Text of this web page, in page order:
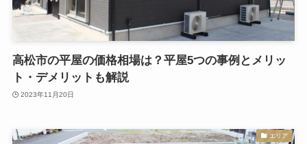
高松市の平屋の価格相場は？平屋5つの事例とメリッ
ト・デメリットも解説
2023年11月20日
エリア